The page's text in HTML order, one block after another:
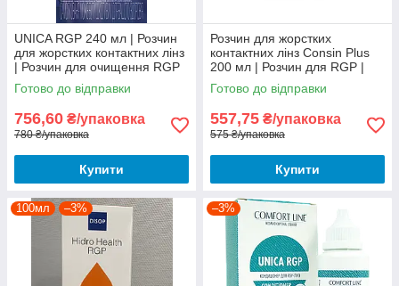
UNICA RGP 240 мл | Розчин
для жорстких контактних лінз
| Розчин для очищення RGP
лінз
Готово до відправки
756,60 ₴/упаковка
780 ₴/упаковка
Купити
Розчин для жорстких
контактних лінз Consin Plus
200 мл | Розчин для RGP |
Консін Плюс для жорстких
лінз, Consin Plus для ЖКЛ
Готово до відправки
557,75 ₴/упаковка
575 ₴/упаковка
Купити
100мл –3% –3%